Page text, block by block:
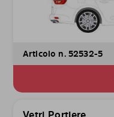
Articolo n. 52532-5